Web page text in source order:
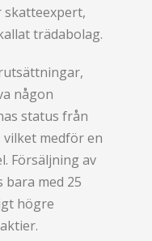
skatteexpert,
trädabolag.
någon
status från
vilket medför en
Försäljning av
med 25
högre